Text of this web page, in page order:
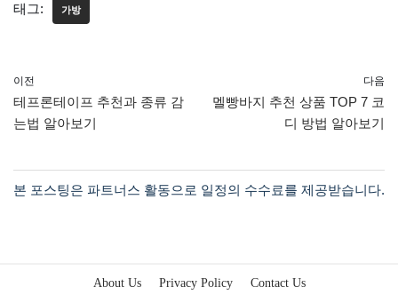
태그: 가방
이전
테프론테이프 추천과 종류 감
는법 알아보기
다음
멜빵바지 추천 상품 TOP 7 코
디 방법 알아보기
About Us Privacy Policy Contact Us